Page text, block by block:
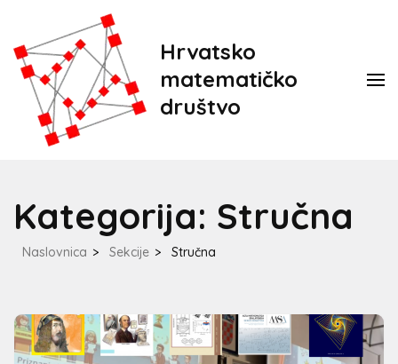
Hrvatsko
matematičko
društvo
Kategorija: Stručna
Naslovnica > Sekcije > Stručna